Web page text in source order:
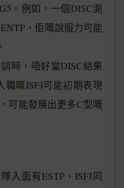
。例如，一個DISC測
，佢嘅說服力可能
時，唔好當DISC結果
嘅ISFJ可能初期表現
可能發展出更多C型嘅
入面有ESTP、ISFJ同